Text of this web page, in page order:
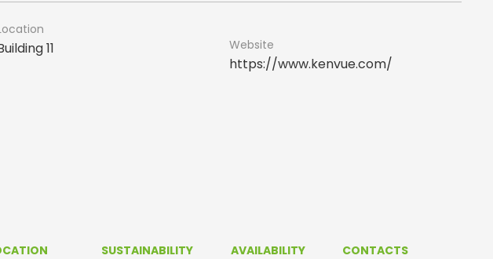
11 Website
https://www.kenvue.com/
SUSTAINABILITY AVAILABILITY CONTACTS